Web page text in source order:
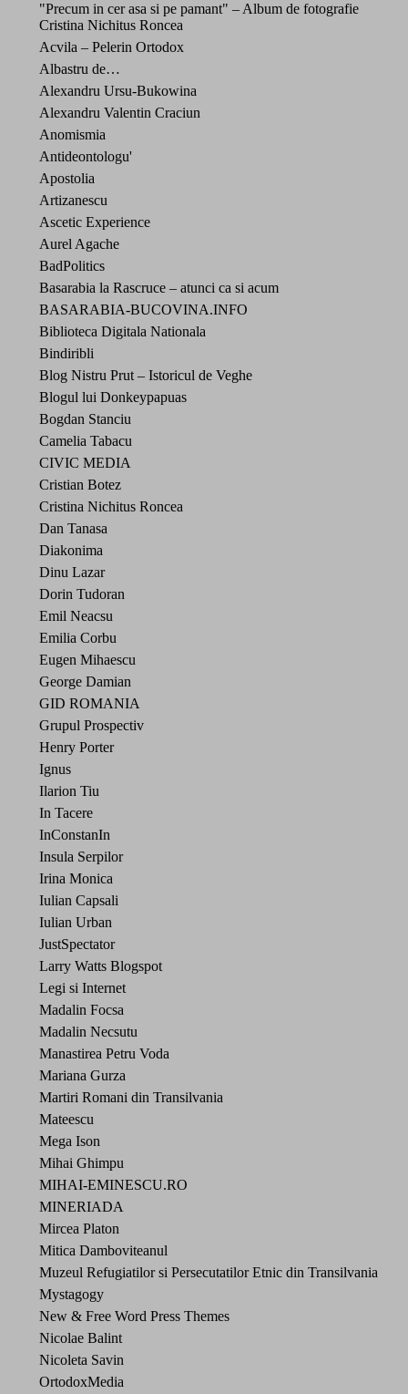
"Precum in cer asa si pe pamant" – Album de fotografie
Cristina Nichitus Roncea
Acvila – Pelerin Ortodox
Albastru de…
Alexandru Ursu-Bukowina
Alexandru Valentin Craciun
Anomismia
Antideontologu'
Apostolia
Artizanescu
Ascetic Experience
Aurel Agache
BadPolitics
Basarabia la Rascruce – atunci ca si acum
BASARABIA-BUCOVINA.INFO
Biblioteca Digitala Nationala
Bindiribli
Blog Nistru Prut – Istoricul de Veghe
Blogul lui Donkeypapuas
Bogdan Stanciu
Camelia Tabacu
CIVIC MEDIA
Cristian Botez
Cristina Nichitus Roncea
Dan Tanasa
Diakonima
Dinu Lazar
Dorin Tudoran
Emil Neacsu
Emilia Corbu
Eugen Mihaescu
George Damian
GID ROMANIA
Grupul Prospectiv
Henry Porter
Ignus
Ilarion Tiu
In Tacere
InConstanIn
Insula Serpilor
Irina Monica
Iulian Capsali
Iulian Urban
JustSpectator
Larry Watts Blogspot
Legi si Internet
Madalin Focsa
Madalin Necsutu
Manastirea Petru Voda
Mariana Gurza
Martiri Romani din Transilvania
Mateescu
Mega Ison
Mihai Ghimpu
MIHAI-EMINESCU.RO
MINERIADA
Mircea Platon
Mitica Damboviteanul
Muzeul Refugiatilor si Persecutatilor Etnic din Transilvania
Mystagogy
New & Free Word Press Themes
Nicolae Balint
Nicoleta Savin
OrtodoxMedia